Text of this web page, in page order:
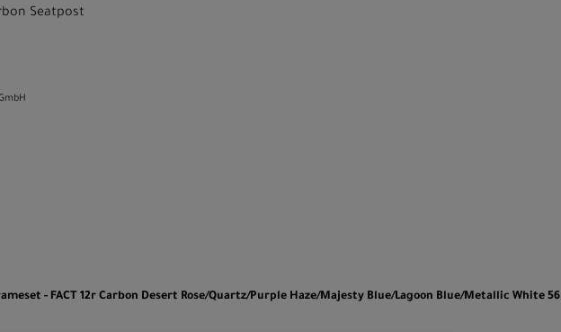
Seatpost
- FACT 12r Carbon Desert Rose/Quartz/Purple Haze/Majesty Blue/Lagoon Blue/Metallic White 56